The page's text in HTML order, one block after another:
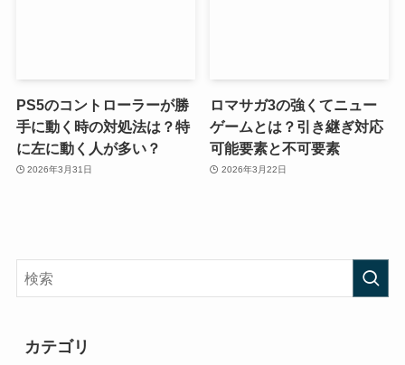
PS5のコントローラーが勝
手に動く時の対処法は？特
に左に動く人が多い？
2026年3月31日
ロマサガ3の強くてニュー
ゲームとは？引き継ぎ対応
可能要素と不可要素
2026年3月22日
カテゴリ